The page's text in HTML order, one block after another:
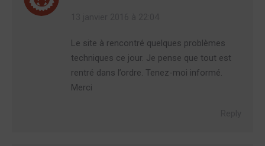
Le site à rencontré quelques problèmes
techniques ce jour. Je pense que tout est
rentré dans l’ordre. Tenez-moi informé.
Merci